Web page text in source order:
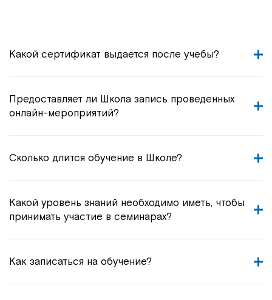
Какой сертификат выдается после учебы?
Предоставляет ли Школа запись проведенных
онлайн-мероприятий?
Сколько длится обучение в Школе?
Какой уровень знаний необходимо иметь, чтобы
принимать участие в семинарах?
Как записаться на обучение?